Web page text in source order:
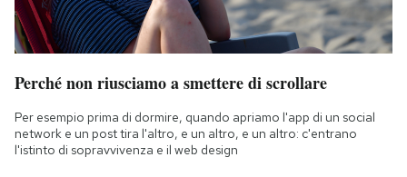
Perché non riusciamo a smettere di scrollare
Per esempio prima di dormire, quando apriamo l'app di un social
network e un post tira l'altro, e un altro, e un altro: c'entrano
l'istinto di sopravvivenza e il web design